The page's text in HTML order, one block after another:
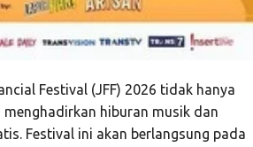
Festival (JFF) 2026 tidak hanya
hiburan musik dan
Festival ini akan berlangsung pada